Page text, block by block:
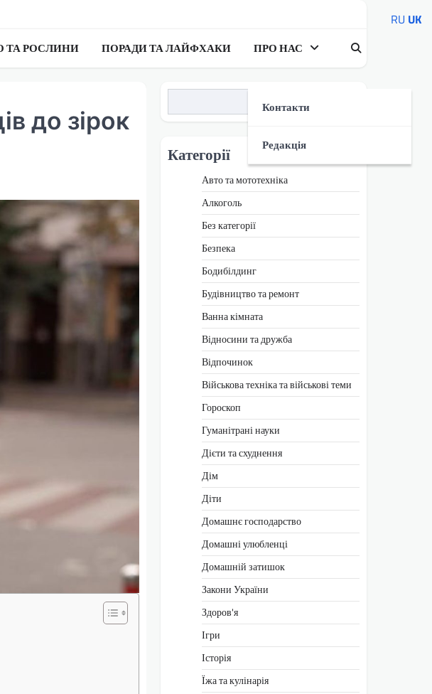
ТА РОСЛИНИ ПОРАДИ ТА ЛАЙФХАКИ ПРО НАС
Контакти
Редакція
до зірок
Категорії
Авто та мототехніка
Алкоголь
Без категорії
Безпека
Бодибілдинг
Будівництво та ремонт
Ванна кімната
Відносини та дружба
Відпочинок
Військова техніка та військові теми
Гороскоп
Гуманітрані науки
Дієти та схуднення
Дім
Діти
Домашнє господарство
Домашні улюбленці
Домашній затишок
Закони України
Здоров'я
Ігри
Історія
Їжа та кулінарія
RU UK